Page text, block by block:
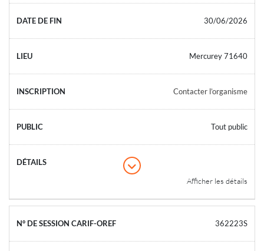
30/06/2026
Mercurey 71640
Contacter l’organisme
Tout public
Afficher les détails
362223S